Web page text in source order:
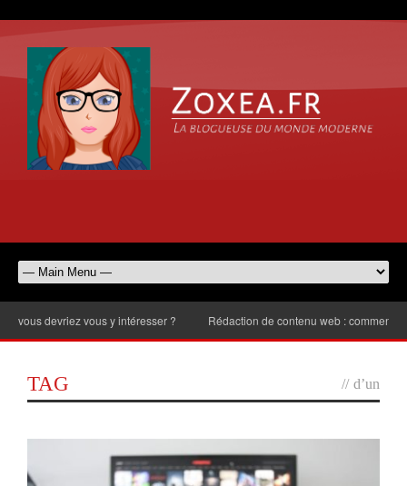
devriez vous y intéresser ? Rédaction de contenu web : comment choisir
TAG // d’un